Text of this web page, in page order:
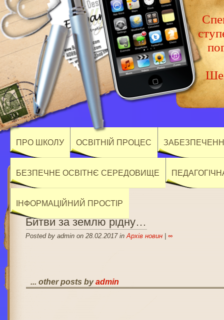
ПРО ШКОЛУ ОСВІТНІЙ ПРОЦЕС
БЕЗПЕЧНЕ ОСВІТНЄ СЕРЕДОВИЩЕ
ІНФОРМАЦІЙНИЙ ПРОСТІР
Битви за землю рідну…
Posted by admin on 28.02.2017 inАрхів новин |∞
... other posts byadmin